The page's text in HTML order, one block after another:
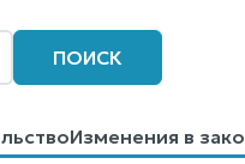
ПОИСК
Изменения в